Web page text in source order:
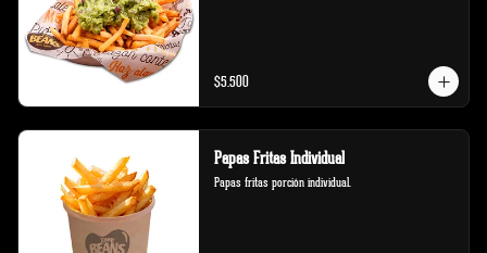
$5.500
Papas Fritas Individual
Papas fritas porción individual.